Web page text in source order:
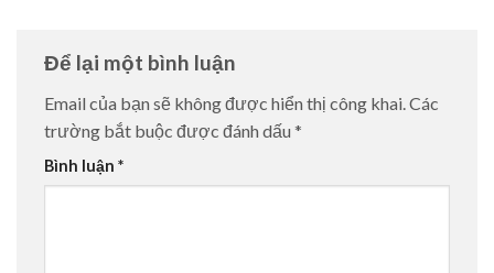
Để lại một bình luận
Email của bạn sẽ không được hiển thị công khai.Các
trường bắt buộc được đánh dấu *
Bình luận *